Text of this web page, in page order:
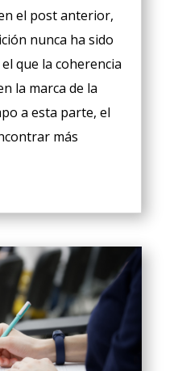
el post anterior,
nunca ha sido
que la coherencia
la marca de la
a esta parte, el
más